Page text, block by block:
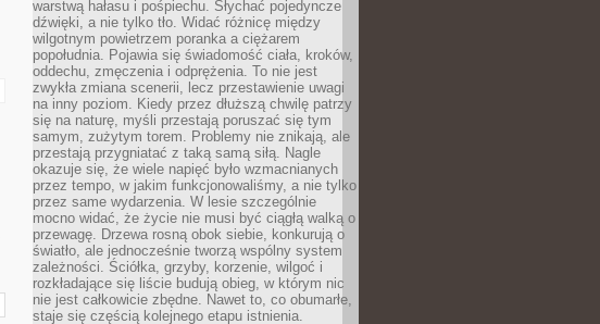
warstwą hałasu i pośpiechu. Słychać pojedyncze
dźwięki, a nie tylko tło. Widać różnicę między
wilgotnym powietrzem poranka a ciężarem
popołudnia. Pojawia się świadomość ciała, kroków,
oddechu, zmęczenia i odprężenia. To nie jest
zwykła zmiana scenerii, lecz przestawienie uwagi
na inny poziom. Kiedy przez dłuższą chwilę patrzy
się na naturę, myśli przestają poruszać się tym
samym, zużytym torem. Problemy nie znikają, ale
przestają przygniatać z taką samą siłą. Nagle
okazuje się, że wiele napięć było wzmacnianych
przez tempo, w jakim funkcjonowaliśmy, a nie tylko
przez same wydarzenia. W lesie szczególnie
mocno widać, że życie nie musi być ciągłą walką o
przewagę. Drzewa rosną obok siebie, konkurują o
światło, ale jednocześnie tworzą wspólny system
zależności. Ściółka, grzyby, korzenie, wilgoć i
rozkładające się liście budują obieg, w którym nic
nie jest całkowicie zbędne. Nawet to, co obumarłe,
staje się częścią kolejnego etapu istnienia.